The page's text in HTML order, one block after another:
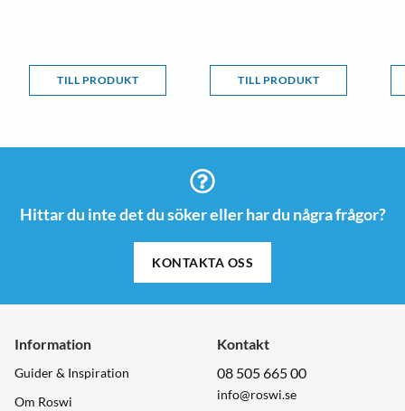
TILL PRODUKT TILL PRODUKT
Hittar du inte det du söker eller har du några frågor?
KONTAKTA OSS
Information
Guider & Inspiration
Om Roswi
Kontakt
08 505 665 00
info@roswi.se